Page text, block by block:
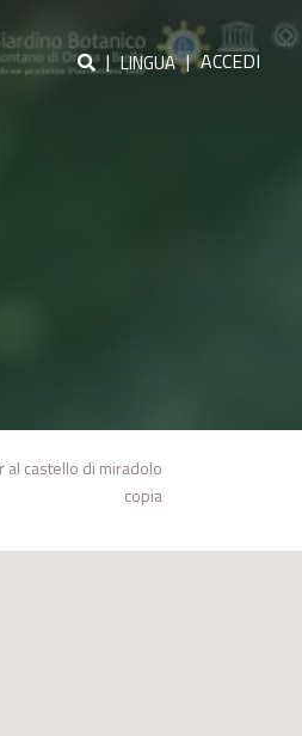
| LINGUA | ACCEDI
al castello di miradolo
copia